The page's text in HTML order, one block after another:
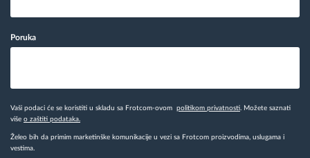
Poruka
Vaši podaci će se koristiti u skladu sa Frotcom-ovom politikom privatnosti . Možete saznati
više o zaštiti podataka.
Želeo bih da primim marketinške komunikacije u vezi sa Frotcom proizvodima, uslugama i
vestima.